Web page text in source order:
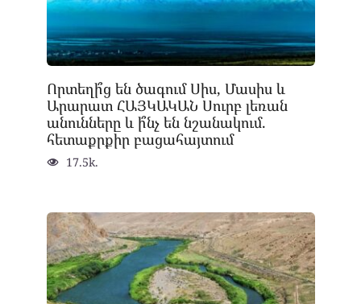
Որտեղի՞ց են ծագում Սիս, Մասիս և
Արարատ ՀԱՅԿԱԿԱՆ Սուրբ լեռան
անունները և ի՞նչ են նշանակում.
հետաքրքիր բացահայտում
17.5k.